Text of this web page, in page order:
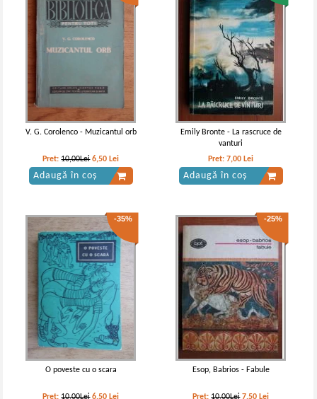
Byron - Opere, volumul 4 (Teatru) Byron - Opere, volumul 2 (Poezia)
Byron - Opere alese
Byron - Opere, volumul 3 (Poezia.
Don Juan)
V. G. Corolenco - Muzicantul orb
Pret:10,00Lei 6,50 Lei
Adaugă în coș
Emily Bronte - La rascruce de
vanturi
Pret:7,00 Lei
Adaugă în coș
-35%
O poveste cu o scara
Pret:10,00Lei 6,50 Lei
-25%
Esop, Babrios - Fabule
Pret:10,00Lei 7,50 Lei